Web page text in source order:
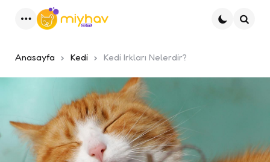
Anasayfa Kedi Kedi Irkları Nelerdir?